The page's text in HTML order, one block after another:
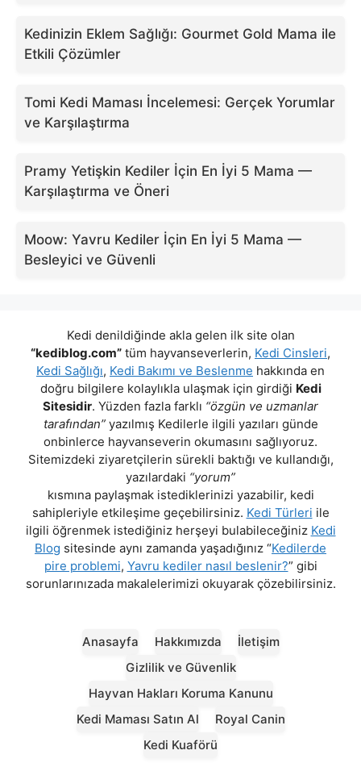
Kedinizin Eklem Sağlığı: Gourmet Gold Mama ile
Etkili Çözümler
Tomi Kedi Maması İncelemesi: Gerçek Yorumlar
ve Karşılaştırma
Pramy Yetişkin Kediler İçin En İyi 5 Mama —
Karşılaştırma ve Öneri
Moow: Yavru Kediler İçin En İyi 5 Mama —
Besleyici ve Güvenli
Kedi denildiğinde akla gelen ilk site olan
“kediblog.com” tüm hayvanseverlerin, Kedi Cinsleri,
Kedi Sağlığı, Kedi Bakımı ve Beslenme hakkında en
doğru bilgilere kolaylıkla ulaşmak için girdiği Kedi
Sitesidir. Yüzden fazla farklı “özgün ve uzmanlar
tarafından”yazılmış Kedilerle ilgili yazıları günde
onbinlerce hayvanseverin okumasını sağlıyoruz.
Sitemizdeki ziyaretçilerin sürekli baktığı ve kullandığı,
yazılardaki “yorum”
kısmına paylaşmak istediklerinizi yazabilir, kedi
sahipleriyle etkileşime geçebilirsiniz. Kedi Türleri ile
ilgili öğrenmek istediğiniz herşeyi bulabileceğiniz Kedi
Blog sitesinde aynı zamanda yaşadığınız “Kedilerde
pire problemi, Yavru kediler nasıl beslenir?” gibi
sorunlarınızada makalelerimizi okuyarak çözebilirsiniz.
Anasayfa Hakkımızda
İletişim
Gizlilik ve Güvenlik
Hayvan Hakları Koruma Kanunu
Kedi Maması Satın Al
Royal Canin
Kedi Kuaförü